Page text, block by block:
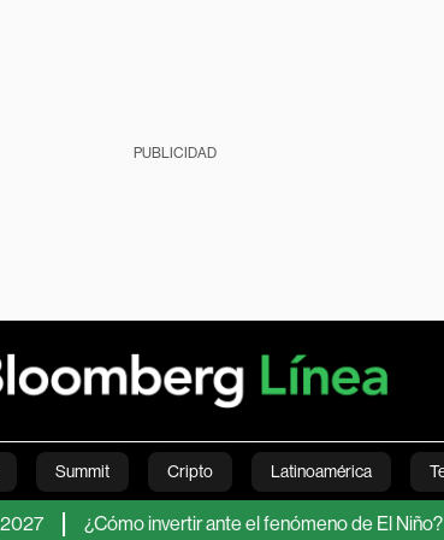
PUBLICIDAD
Summit Cripto Latinoamérica
Economía Estilo de vida Mundo Videos
¿Cómo invertir ante el fenómeno de El Niño? Los